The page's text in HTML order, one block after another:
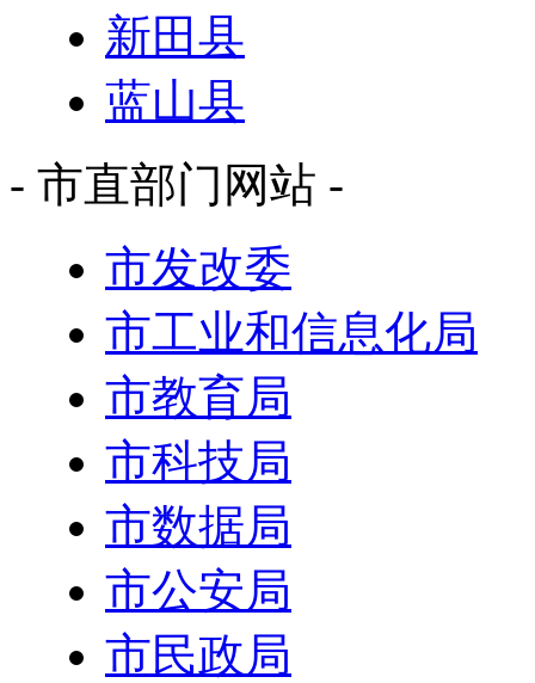
新田县
蓝山县
- 市直部门网站 -
市发改委
市工业和信息化局
市教育局
市科技局
市数据局
市公安局
市民政局